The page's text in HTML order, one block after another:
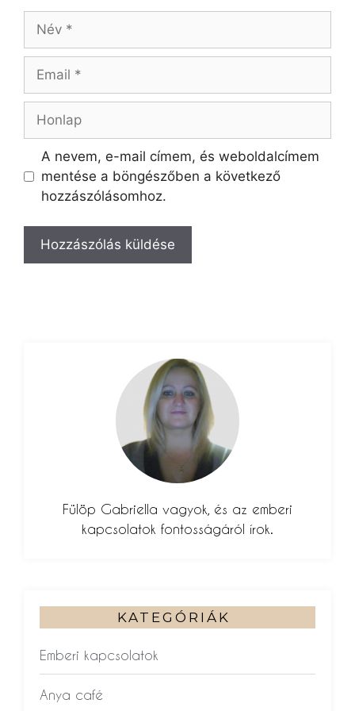
A nevem, e-mail címem, és weboldalcímem
mentése a böngészőben a következő
hozzászólásomhoz.
Fülöp Gabriella vagyok, és az emberi
kapcsolatok fontosságáról írok.
KATEGÓRIÁK
Emberi kapcsolatok
Anya café